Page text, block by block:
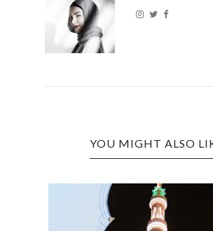
YOU MIGHT ALSO